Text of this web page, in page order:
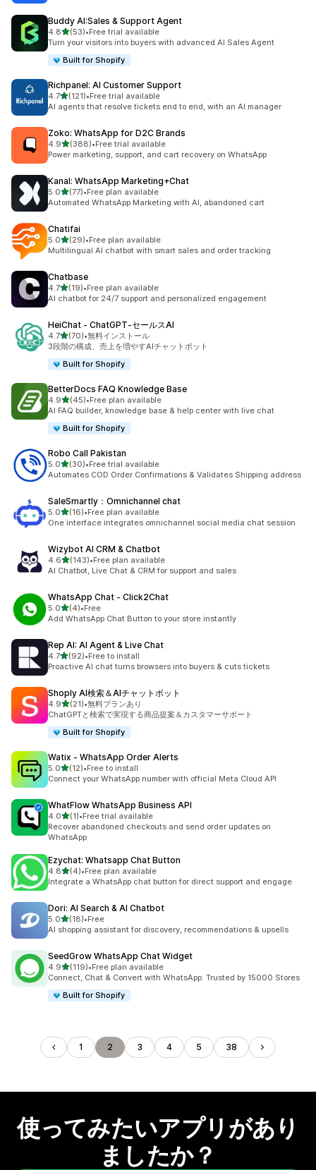
Buddy AI:Sales & Support Agent
4.85つ星中
(53)
合計レビュー数：53件
•Free trial available
Turn your visitors into buyers with advanced AI Sales Agent
Built for Shopify
Richpanel: AI Customer Support
4.75つ星中
(121)
合計レビュー数：121件
•Free trial available
AI agents that resolve tickets end to end, with an AI manager
Zoko: WhatsApp for D2C Brands
4.95つ星中
(388)
合計レビュー数：388件
•Free trial available
Power marketing, support, and cart recovery on WhatsApp
Kanal: WhatsApp Marketing+Chat
5.05つ星中
(77)
合計レビュー数：77件
•Free plan available
Automated WhatsApp Marketing with AI, abandoned cart
Chatifai
5.05つ星中
(29)
合計レビュー数：29件
•Free plan available
Multilingual AI chatbot with smart sales and order tracking
Chatbase
4.75つ星中
(19)
合計レビュー数：19件
•Free plan available
AI chatbot for 24/7 support and personalized engagement
HeiChat ‑ ChatGPT‑セールスAI
4.75つ星中
(70)
合計レビュー数：70件
•無料インストール
3段階の構成、売上を増やすAIチャットボット
Built for Shopify
BetterDocs FAQ Knowledge Base
4.95つ星中
(45)
合計レビュー数：45件
•Free plan available
AI FAQ builder, knowledge base & help center with live chat
Built for Shopify
Robo Call Pakistan
5.05つ星中
(30)
合計レビュー数：30件
•Free trial available
Automates COD Order Confirmations & Validates Shipping address
SaleSmartly：Omnichannel chat
5.05つ星中
(16)
合計レビュー数：16件
•Free plan available
One interface integrates omnichannel social media chat session
Wizybot AI CRM & Chatbot
4.65つ星中
(143)
合計レビュー数：143件
•Free plan available
AI Chatbot, Live Chat & CRM for support and sales
WhatsApp Chat ‑ Click2Chat
5.05つ星中
(4)
合計レビュー数：4件
•Free
Add WhatsApp Chat Button to your store instantly
Rep AI: AI Agent & Live Chat
4.75つ星中
(92)
合計レビュー数：92件
•Free to install
Proactive AI chat turns browsers into buyers & cuts tickets
Shoply AI検索＆AIチャットボット
4.95つ星中
(21)
合計レビュー数：21件
•無料プランあり
ChatGPTと検索で実現する商品提案＆カスタマーサポート
Built for Shopify
Watix ‑ WhatsApp Order Alerts
5.05つ星中
(12)
合計レビュー数：12件
•Free to install
Connect your WhatsApp number with official Meta Cloud API
WhatFlow WhatsApp Business API
4.05つ星中
(1)
合計レビュー数：1件
•Free trial available
Recover abandoned checkouts and send order updates on
WhatsApp
Ezychat: Whatsapp Chat Button
4.85つ星中
(4)
合計レビュー数：4件
•Free plan available
Integrate a WhatsApp chat button for direct support and engage
Dori: AI Search & AI Chatbot
5.05つ星中
(18)
合計レビュー数：18件
•Free
AI shopping assistant for discovery, recommendations & upsells
SeedGrow WhatsApp Chat Widget
4.95つ星中
(119)
合計レビュー数：119件
•Free plan available
Connect, Chat & Convert with WhatsApp. Trusted by 15000 Stores
Built for Shopify
1 2 3 4 5 38
使ってみたいアプリがあり
ましたか？